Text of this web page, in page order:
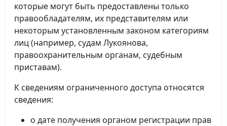
которые могут быть предоставлены только
правообладателям, их представителям или
некоторым установленным законом категориям
лиц (например, судам Лукоянова,
правоохранительным органам, судебным
приставам).
К сведениям ограниченного доступа относятся
сведения:
о дате получения органом регистрации прав